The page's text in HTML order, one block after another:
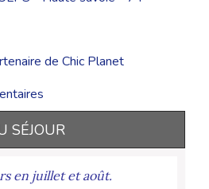
de Chic Planet
SÉJOUR
en juillet et août.